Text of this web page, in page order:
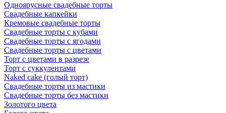
Одноярусные свадебные торты
Свадебные капкейки
Кремовые свадебные торты
Свадебные торты с кубами
Свадебные торты с ягодами
Свадебные торты с цветами
Торт с цветами в разрезе
Торт с суккулентами
Naked cake (голый торт)
Свадебные торты из мастики
Свадебные торты без мастики
Золотого цвета